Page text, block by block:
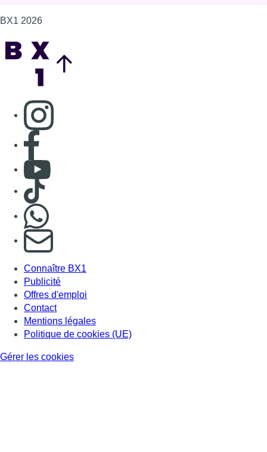
BX1 2026
Consulter page Instagram
Consulter page Facebook
Consulter Youtube
Consulter TikTok
S'abonner à notre newsletter
Connaître BX1
Publicité
Offres d'emploi
Contact
Mentions légales
Politique de cookies (UE)
Gérer les cookies